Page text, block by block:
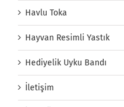
Havlu Toka
Hayvan Resimli Yastık
Hediyelik Uyku Bandı
İletişim